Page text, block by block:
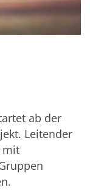
ab der
Leitender
mit